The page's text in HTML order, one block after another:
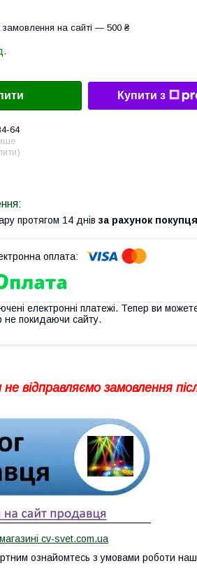
на сайті — 500 ₴
Купити з
64
протягом 14 днів за рахунок покупця
електронні платежі. Тепер ви
не покидаючи сайту.
відправляємо замовлення
cv-svet.com.ua
ознайомтесь з умовами роботи